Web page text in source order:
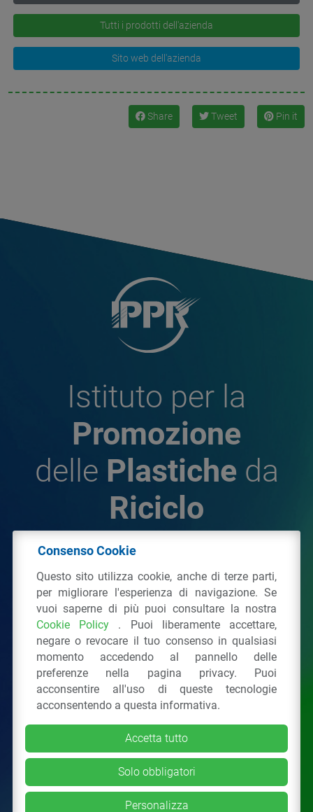
Tutti i prodotti dell'azienda
Sito web dell'azienda
Share Tweet Pin it
Istituto per la
Promozione
delle Plastiche da
Riciclo
Plastiche da Riciclo
C.F. 97381090154
Via San Vittore 36 20123Milano (MI)
Tel.: 02 43928225.
Tutti i diritti riservati Privacy Policy &Cookie
Consenso Cookie
Questo sito utilizza cookie, anche di terze parti,
per migliorare l'esperienza di navigazione. Se
vuoi saperne di più puoi consultare la nostra
Cookie Policy . Puoi liberamente accettare,
negare o revocare il tuo consenso in qualsiasi
momento accedendo al pannello delle
preferenze nella pagina privacy. Puoi
acconsentire all'uso di queste tecnologie
acconsentendo a questa informativa.
Accetta tutto
Solo obbligatori
Personalizza